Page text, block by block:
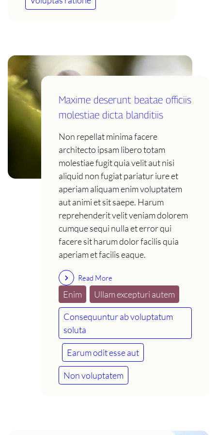
Maxime deserunt beatae officiis
molestiae dicta blanditiis
Non repellat minima facere
architecto ipsam libero totam
molestiae fugit quia velit aut nisi
aliquid non fugiat pariatur iure et
aperiam aliquam enim voluptatem
aut animi et sit saepe. Harum
reprehenderit velit veniam dolorem
cumque sequi nulla et error qui
facere sit harum dolor facilis quia
aperiam et facilis eaque.
Read More
Enim Ullam excepturi autem
Consequuntur ab voluptatum
soluta
Earum odit esse aut
Non voluptatem